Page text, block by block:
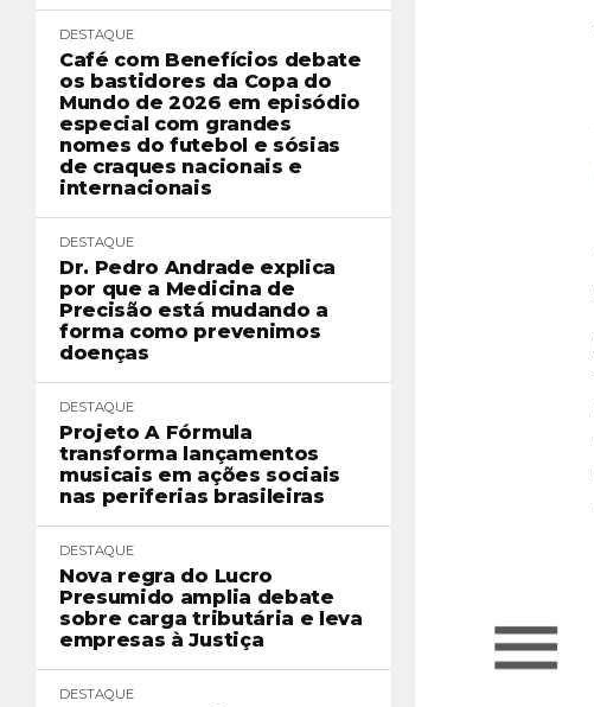
DESTAQUE
Café com Benefícios debate
os bastidores da Copa do
Mundo de 2026 em episódio
especial com grandes
nomes do futebol e sósias
de craques nacionais e
internacionais
DESTAQUE
Dr. Pedro Andrade explica
por que a Medicina de
Precisão está mudando a
forma como prevenimos
doenças
DESTAQUE
Projeto A Fórmula
transforma lançamentos
musicais em ações sociais
nas periferias brasileiras
DESTAQUE
Nova regra do Lucro
Presumido amplia debate
sobre carga tributária e leva
empresas à Justiça
DESTAQUE